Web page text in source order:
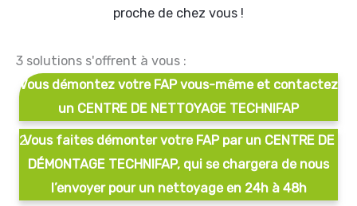
proche de chez vous !
3 solutions s'offrent à vous :
1
Vous démontez votre FAP vous-même et contactez
un CENTRE DE NETTOYAGE TECHNIFAP
2Vous faites démonter votre FAP par un CENTRE DE
DÉMONTAGE TECHNIFAP, qui se chargera de nous
l’envoyer pour un nettoyage en 24h à 48h